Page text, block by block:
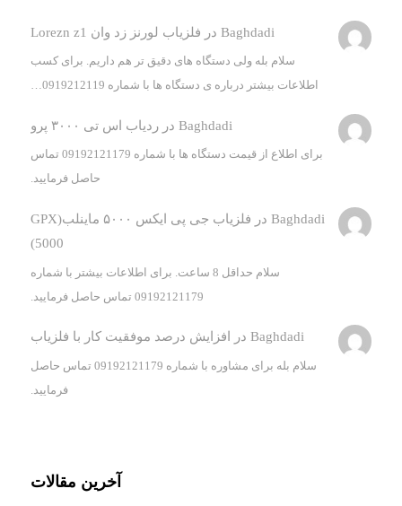
Baghdadi در فلزیاب لورنز زد وان Lorezn z1
سلام بله ولی دستگاه های دقیق تر هم داریم. برای کسب
اطلاعات بیشتر درباره ی دستگاه ها با شماره 0919212119…
Baghdadi درردیاب اس تی ۳۰۰۰ پرو
برای اطلاع از قیمت دستگاه ها با شماره 09192121179 تماس
حاصل فرمایید.
Baghdadi در
فلزیاب جی پی ایکس ۵۰۰۰ ماینلب(GPX
5000)
سلام حداقل 8 ساعت. برای اطلاعات بیشتر با شماره
09192121179 تماس حاصل فرمایید.
Baghdadi در افزایش درصد موفقیت کار با فلزیاب
سلام بله برای مشاوره با شماره 09192121179 تماس حاصل
فرمایید.
آخرین مقالات